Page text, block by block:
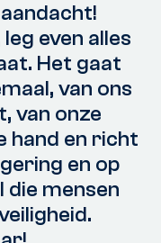
even alles
Het gaat
van ons
van onze
hand en richt
en op
die mensen